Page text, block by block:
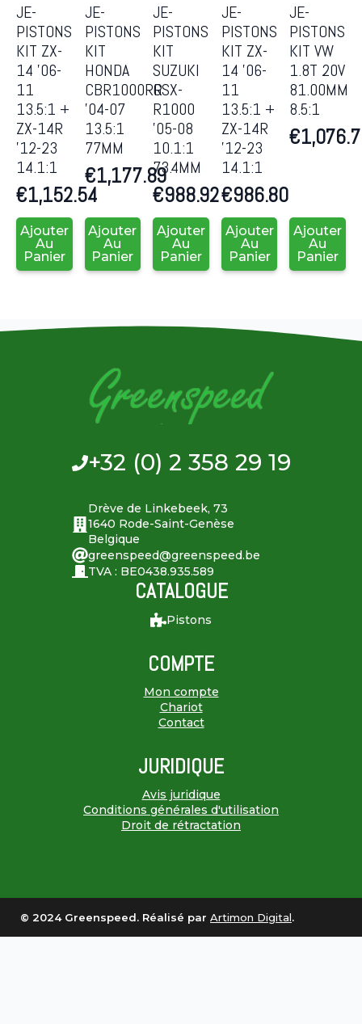
JE-
PISTONS
KIT ZX-
14 ’06-
11
13.5:1 +
ZX-14R
’12-23
14.1:1
€1,152.54
Ajouter
Au
Panier
JE-
PISTONS
KIT
HONDA
CBR1000RR
’04-07
13.5:1
77MM
€1,177.89
Ajouter
Au
Panier
JE-
PISTONS
KIT
SUZUKI
GSX-
R1000
’05-08
10.1:1
73.4MM
€988.92
Ajouter
Au
Panier
JE-
PISTONS
KIT ZX-
14 ’06-
11
13.5:1 +
ZX-14R
’12-23
14.1:1
€986.80
Ajouter
Au
Panier
JE-
PISTONS
KIT VW
1.8T 20V
81.00MM
8.5:1
€
Ajouter
Au
Panier
+32 (0) 2 358 29 19
Drève de Linkebeek, 73
1640 Rode-Saint-Genèse
Belgique
greenspeed@greenspeed.be
TVA : BE0438.935.589
CATALOGUE
Pistons
COMPTE
Mon compte
Chariot
Contact
JURIDIQUE
Avis juridique
Conditions générales d'utilisation
Droit de rétractation
© 2024 Greenspeed. Réalisé par Artimon Digital.